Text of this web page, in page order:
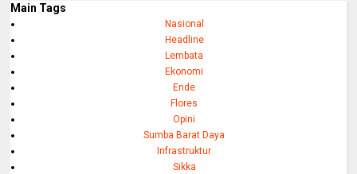
Main Tags
Nasional
Headline
Lembata
Ekonomi
Ende
Flores
Opini
Sumba Barat Daya
Infrastruktur
Sikka